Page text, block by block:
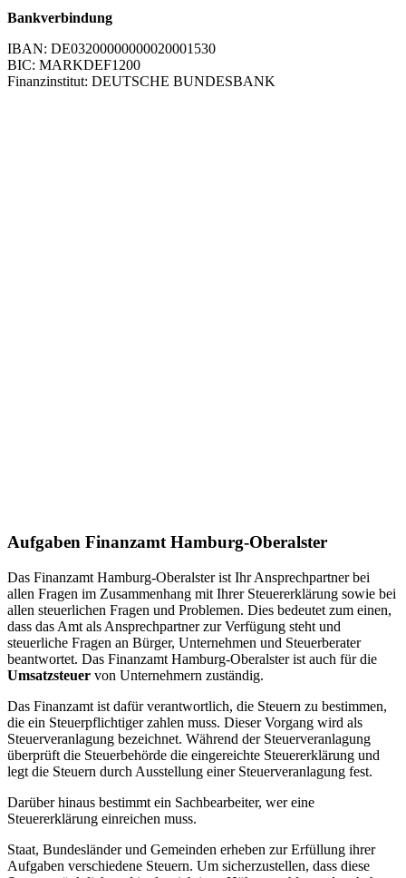
Bankverbindung
IBAN: DE03200000000020001530
BIC: MARKDEF1200
Finanzinstitut: DEUTSCHE BUNDESBANK
Aufgaben Finanzamt Hamburg-Oberalster
Das Finanzamt Hamburg-Oberalster ist Ihr Ansprechpartner bei
allen Fragen im Zusammenhang mit Ihrer Steuererklärung sowie bei
allen steuerlichen Fragen und Problemen. Dies bedeutet zum einen,
dass das Amt als Ansprechpartner zur Verfügung steht und
steuerliche Fragen an Bürger, Unternehmen und Steuerberater
beantwortet. Das Finanzamt Hamburg-Oberalster ist auch für die
Umsatzsteuer von Unternehmern zuständig.
Das Finanzamt ist dafür verantwortlich, die Steuern zu bestimmen,
die ein Steuerpflichtiger zahlen muss. Dieser Vorgang wird als
Steuerveranlagung bezeichnet. Während der Steuerveranlagung
überprüft die Steuerbehörde die eingereichte Steuererklärung und
legt die Steuern durch Ausstellung einer Steuerveranlagung fest.
Darüber hinaus bestimmt ein Sachbearbeiter, wer eine
Steuererklärung einreichen muss.
Staat, Bundesländer und Gemeinden erheben zur Erfüllung ihrer
Aufgaben verschiedene Steuern. Um sicherzustellen, dass diese